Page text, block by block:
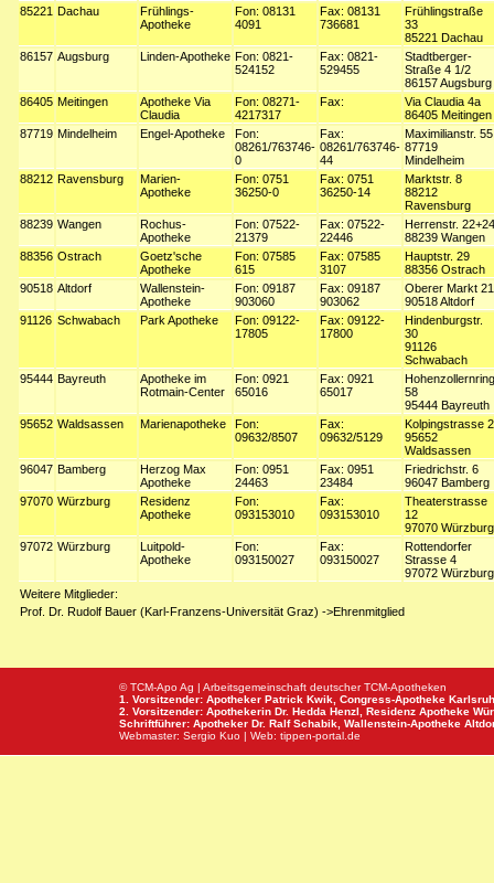
85221 Dachau
Frühlings-
Apotheke
Fon: 08131
4091
Fax: 08131
736681
Frühlingstraße
33
85221 Dachau
86157 Augsburg Linden-Apotheke Fon: 0821-
524152
Fax: 0821-
529455
Stadtberger-
Straße 4 1/2
86157 Augsburg
86405 Meitingen
Apotheke Via
Claudia
Fon: 08271-
4217317
Fax:
Via Claudia 4a
86405 Meitingen
87719 Mindelheim Engel-Apotheke
Fon:
08261/763746-
0
Fax:
08261/763746-
44
Maximilianstr. 55
87719
Mindelheim
88212 Ravensburg
Marien-
Apotheke
Fon: 0751
36250-0
Fax: 0751
36250-14
Marktstr. 8
88212
Ravensburg
88239 Wangen
Rochus-
Apotheke
Fon: 07522-
21379
Fax: 07522-
22446
Herrenstr. 22+24
88239 Wangen
88356 Ostrach
Goetz'sche
Apotheke
Fon: 07585
615
Fax: 07585
3107
Hauptstr. 29
88356 Ostrach
90518 Altdorf
Wallenstein-
Apotheke
Fon: 09187
903060
Fax: 09187
903062
Oberer Markt 21
90518 Altdorf
91126 Schwabach Park Apotheke
Fon: 09122-
17805
Fax: 09122-
17800
Hindenburgstr.
30
91126
Schwabach
95444 Bayreuth
Apotheke im
Rotmain-Center
Fon: 0921
65016
Fax: 0921
65017
Hohenzollernring
58
95444 Bayreuth
95652 Waldsassen Marienapotheke
Fon:
09632/8507
Fax:
09632/5129
Kolpingstrasse 2
95652
Waldsassen
96047 Bamberg
Herzog Max
Apotheke
Fon: 0951
24463
Fax: 0951
23484
Friedrichstr. 6
96047 Bamberg
97070 Würzburg
Residenz
Apotheke
Fon:
093153010
Fax:
093153010
Theaterstrasse
12
97070 Würzburg
97072 Würzburg
Luitpold-
Apotheke
Fon:
093150027
Fax:
093150027
Rottendorfer
Strasse 4
97072 Würzburg
Weitere Mitglieder:
Prof. Dr. Rudolf Bauer (Karl-Franzens-Universität Graz) ->Ehrenmitglied
© TCM-Apo Ag | Arbeitsgemeinschaft deutscher TCM-Apotheken
1. Vorsitzender: Apotheker Patrick Kwik, Congress-Apotheke
2. Vorsitzender: Apothekerin Dr. Hedda Henzl, Residenz Apotheke
Schriftführer: Apotheker Dr. Ralf Schabik, Wallenstein-Apotheke
Webmaster: Sergio Kuo | Web: tippen-portal.de